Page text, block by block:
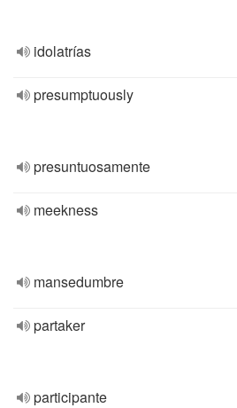
idolatrías
presumptuously
presuntuosamente
meekness
mansedumbre
partaker
participante